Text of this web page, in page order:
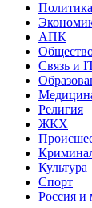
Политика
АПК
Связь и
Религия
ЖКХ
Культура
Спорт
Россия и